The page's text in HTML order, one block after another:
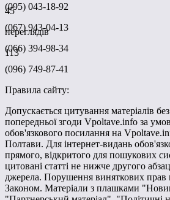
45
переглядів
113
(095) 043-18-92
(067) 943-04-13
(066) 394-98-34
(096) 749-87-41
Правила сайту:
Допускається цитування матеріалів
попередньої згоди Vpoltave.info за
обов'язкового посилання на
Полтави. Для інтернет-видань
прямого, відкритого для пошукових
цитовані статті не нижче другого
джерела. Порушення виняткових прав
Законом. Матеріали з плашками